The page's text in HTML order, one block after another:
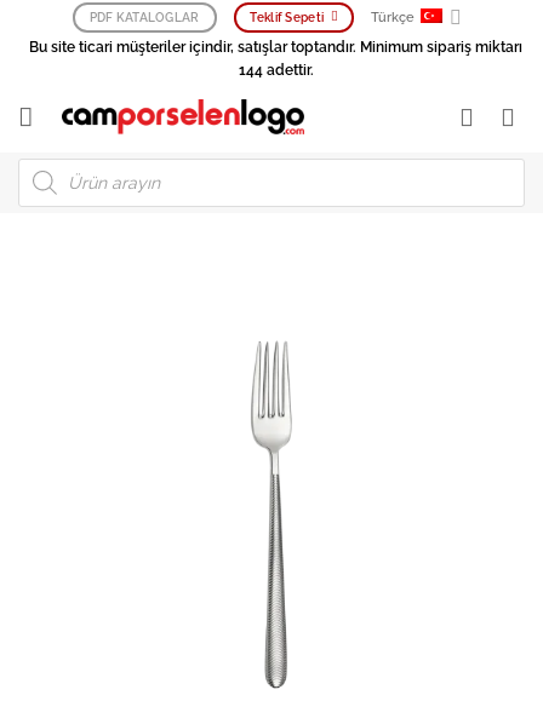
PDF KATALOGLAR Teklif Sepeti Türkçe
Bu site ticari müşteriler içindir, satışlar toptandır. Minimum sipariş miktarı
144 adettir.
Products
search